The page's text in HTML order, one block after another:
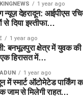
1 year ago
न्यूज़ देहरादून: आईपीएस
से दिया इस्तीफा…
1 year ago
बनभूलपुरा क्षेत्र में युवक
एक हिरासत में…
1 year ago
में स्मार्ट ऑटोमेटेड पार्किंग
जाम से मिलेगी राहत…